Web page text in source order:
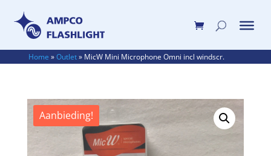
Home »Outlet» MicW Mini Microphone Omni incl windscr.
Aanbieding!